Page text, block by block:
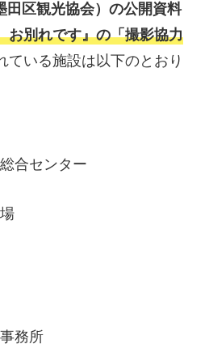
田区観光協会）の公開資料
お別れです』の「撮影協力
ている施設は以下のとおり
合センター
務所